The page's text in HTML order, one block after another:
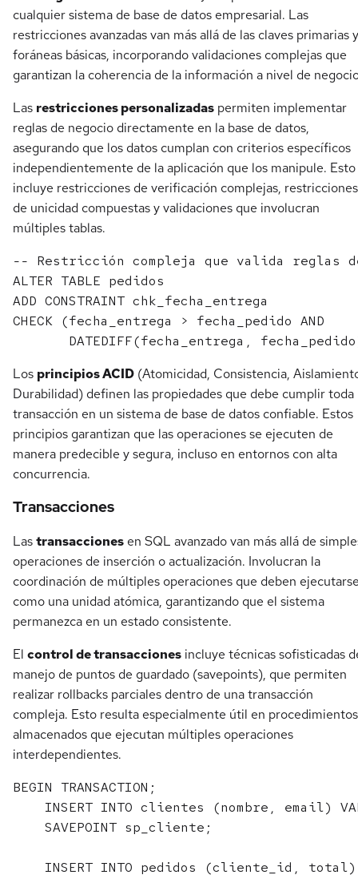
cualquier sistema de base de datos empresarial. Las
restricciones avanzadas van más allá de las claves primarias y
foráneas básicas, incorporando validaciones complejas que
garantizan la coherencia de la información a nivel de
Las restricciones personalizadas permiten implementar
reglas de negocio directamente en la base de datos,
asegurando que los datos cumplan con criterios específicos
independientemente de la aplicación que los manipule. Esto
incluye restricciones de verificación complejas, restricciones
de unicidad compuestas y validaciones que involucran
múltiples tablas.
-- Restricción compleja que valida reglas
ALTER TABLE pedidos
ADD CONSTRAINT chk_fecha_entrega
CHECK (fecha_entrega > fecha_pedido AND
Los principios ACID (Atomicidad, Consistencia,
Durabilidad) definen las propiedades que debe cumplir toda
transacción en un sistema de base de datos confiable. Estos
principios garantizan que las operaciones se ejecuten de
manera predecible y segura, incluso en entornos con alta
concurrencia.
Transacciones
Lastransacciones en SQL avanzado van más allá de
operaciones de inserción o actualización. Involucran la
coordinación de múltiples operaciones que deben
como una unidad atómica, garantizando que el sistema
permanezca en un estado consistente.
El control de transacciones incluye técnicas sofisticadas
manejo de puntos de guardado (savepoints), que permiten
realizar rollbacks parciales dentro de una transacción
compleja. Esto resulta especialmente útil en procedimientos
almacenados que ejecutan múltiples operaciones
interdependientes.
BEGIN TRANSACTION;
INSERT INTO clientes (nombre, email)
    SAVEPOINT sp_cliente;
INSERT INTO pedidos (cliente_id,